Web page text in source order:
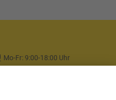
Mo-Fr: 9:00-18:00 Uhr